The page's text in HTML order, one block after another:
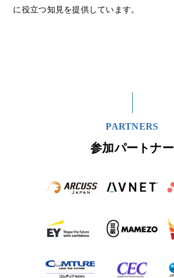
に役立つ知見を提供しています。
PARTNERS
参加パートナー